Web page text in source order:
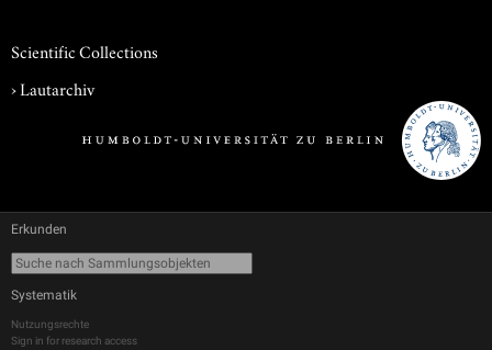
Scientific Collections
›Lautarchiv
Erkunden
Systematik
Nutzungsrechte
Sign in for research access